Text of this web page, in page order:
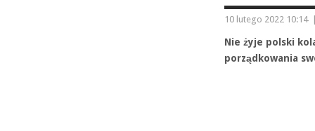
10 lutego 2022 10:14
Nie żyje polski
porządkowania